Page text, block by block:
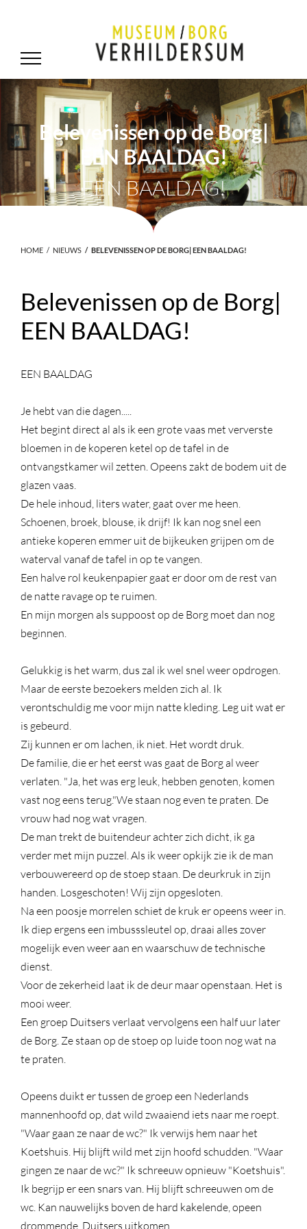
Belevenissen op de Borg|
EEN BAALDAG!
EEN BAALDAG!
HOME NIEUWS BELEVENISSEN OP DE BORG| EEN BAALDAG!
Belevenissen op de Borg|
EEN BAALDAG!
EEN BAALDAG
Je hebt van die dagen.....
Het begint direct al als ik een grote vaas met ververste
bloemen in de koperen ketel op de tafel in de
ontvangstkamer wil zetten. Opeens zakt de bodem uit de
glazen vaas.
De hele inhoud, liters water, gaat over me heen.
Schoenen, broek, blouse, ik drijf! Ik kan nog snel een
antieke koperen emmer uit de bijkeuken grijpen om de
waterval vanaf de tafel in op te vangen.
Een halve rol keukenpapier gaat er door om de rest van
de natte ravage op te ruimen.
En mijn morgen als suppoost op de Borg moet dan nog
beginnen.
Gelukkig is het warm, dus zal ik wel snel weer opdrogen.
Maar de eerste bezoekers melden zich al. Ik
verontschuldig me voor mijn natte kleding. Leg uit wat er
is gebeurd.
Zij kunnen er om lachen, ik niet. Het wordt druk.
De familie, die er het eerst was gaat de Borg al weer
verlaten. "Ja, het was erg leuk, hebben genoten, komen
vast nog eens terug."We staan nog even te praten. De
vrouw had nog wat vragen.
De man trekt de buitendeur achter zich dicht, ik ga
verder met mijn puzzel. Als ik weer opkijk zie ik de man
verbouwereerd op de stoep staan. De deurkruk in zijn
handen. Losgeschoten! Wij zijn opgesloten.
Na een poosje morrelen schiet de kruk er opeens weer in.
Ik diep ergens een imbusssleutel op, draai alles zover
mogelijk even weer aan en waarschuw de technische
dienst.
Voor de zekerheid laat ik de deur maar openstaan. Het is
mooi weer.
Een groep Duitsers verlaat vervolgens een half uur later
de Borg. Ze staan op de stoep op luide toon nog wat na
te praten.
Opeens duikt er tussen de groep een Nederlands
mannenhoofd op, dat wild zwaaiend iets naar me roept.
"Waar gaan ze naar de wc?" Ik verwijs hem naar het
Koetshuis. Hij blijft wild met zijn hoofd schudden. "Waar
gingen ze naar de wc?" Ik schreeuw opnieuw "Koetshuis".
Ik begrijp er een snars van. Hij blijft schreeuwen om de
wc. Kan nauwelijks boven de hard kakelende, opeen
drommende, Duitsers uitkomen.